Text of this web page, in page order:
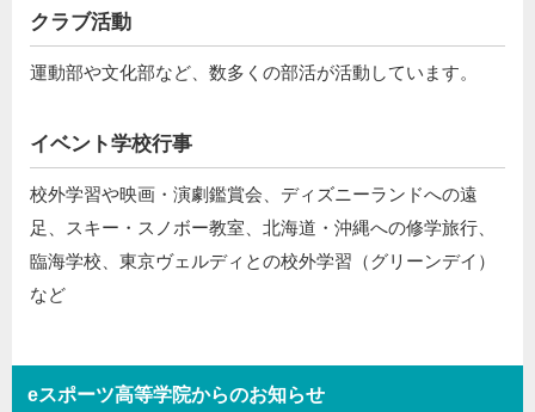
クラブ活動
運動部や文化部など、数多くの部活が活動しています。
イベント学校行事
校外学習や映画・演劇鑑賞会、ディズニーランドへの遠
足、スキー・スノボー教室、北海道・沖縄への修学旅行、
臨海学校、東京ヴェルディとの校外学習（グリーンデイ）
など
eスポーツ高等学院からのお知らせ